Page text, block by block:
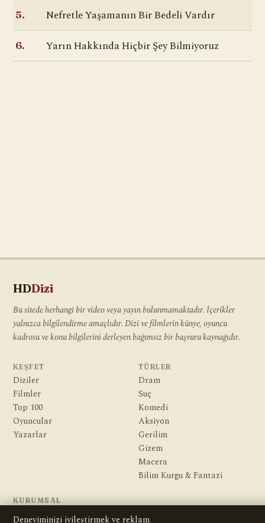
5. Nefretle Yaşamanın Bir Bedeli Vardır
6. Yarın Hakkında Hiçbir Şey Bilmiyoruz
HDDizi
Bu sitede herhangi bir video veya yayın bulunmamaktadır. İçerikler
yalnızca bilgilendirme amaçlıdır. Dizi ve filmlerin künye, oyuncu
kadrosu ve konu bilgilerini derleyen bağımsız bir başvuru kaynağıdır.
KEŞFET
Diziler
Filmler
Top 100
Oyuncular
Yazarlar
TÜRLER
Dram
Suç
Komedi
Aksiyon
Gerilim
Gizem
Macera
Bilim Kurgu & Fantazi
KURUMSAL
Hakkımızda
Deneyiminizi iyileştirmek ve reklam